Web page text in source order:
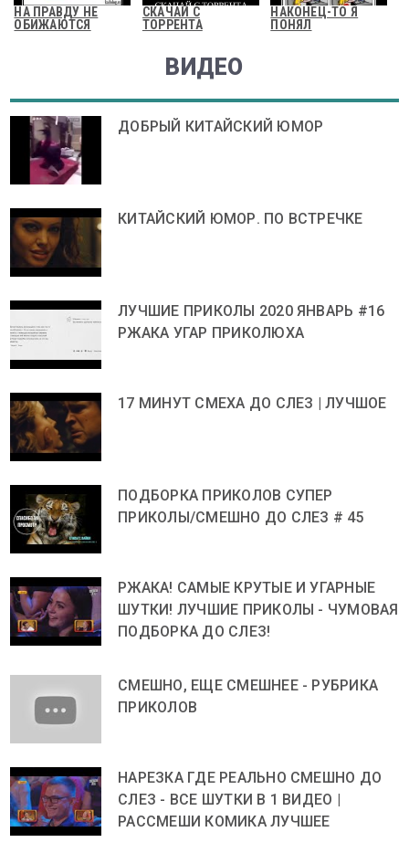
НА ПРАВДУ НЕ
ОБИЖАЮТСЯ
СКАЧАЙ С
ТОРРЕНТА
НАКОНЕЦ-ТО Я
ПОНЯЛ
ВИДЕО
ДОБРЫЙ КИТАЙСКИЙ ЮМОР
КИТАЙСКИЙ ЮМОР. ПО ВСТРЕЧКЕ
ЛУЧШИЕ ПРИКОЛЫ 2020 ЯНВАРЬ #16
РЖАКА УГАР ПРИКОЛЮХА
17 МИНУТ СМЕХА ДО СЛЕЗ | ЛУЧШОЕ
ПОДБОРКА ПРИКОЛОВ СУПЕР
ПРИКОЛЫ/СМЕШНО ДО СЛЕЗ # 45
РЖАКА! САМЫЕ КРУТЫЕ И УГАРНЫЕ
ШУТКИ! ЛУЧШИЕ ПРИКОЛЫ - ЧУМОВАЯ
ПОДБОРКА ДО СЛЕЗ!
СМЕШНО, ЕЩЕ СМЕШНЕЕ - РУБРИКА
ПРИКОЛОВ
НАРЕЗКА ГДЕ РЕАЛЬНО СМЕШНО ДО
СЛЕЗ - ВСЕ ШУТКИ В 1 ВИДЕО |
РАССМЕШИ КОМИКА ЛУЧШЕЕ